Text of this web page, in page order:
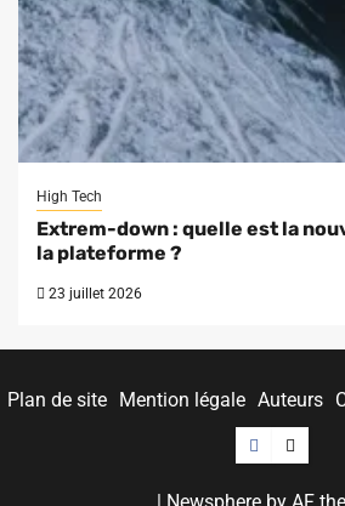
High Tech
Extrem-down : quelle est la
la plateforme ?
23 juillet 2026
Plan de site Mention légale Auteurs
Facebook
Twitter